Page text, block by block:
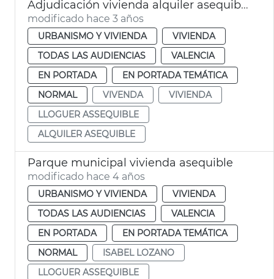
Adjudicación vivienda alquiler asequible
modificado hace 3 años
URBANISMO Y VIVIENDA
VIVIENDA
TODAS LAS AUDIENCIAS
VALENCIA
EN PORTADA
EN PORTADA TEMÁTICA
NORMAL
VIVENDA
VIVIENDA
LLOGUER ASSEQUIBLE
ALQUILER ASEQUIBLE
Parque municipal vivienda asequible
modificado hace 4 años
URBANISMO Y VIVIENDA
VIVIENDA
TODAS LAS AUDIENCIAS
VALENCIA
EN PORTADA
EN PORTADA TEMÁTICA
NORMAL
ISABEL LOZANO
LLOGUER ASSEQUIBLE